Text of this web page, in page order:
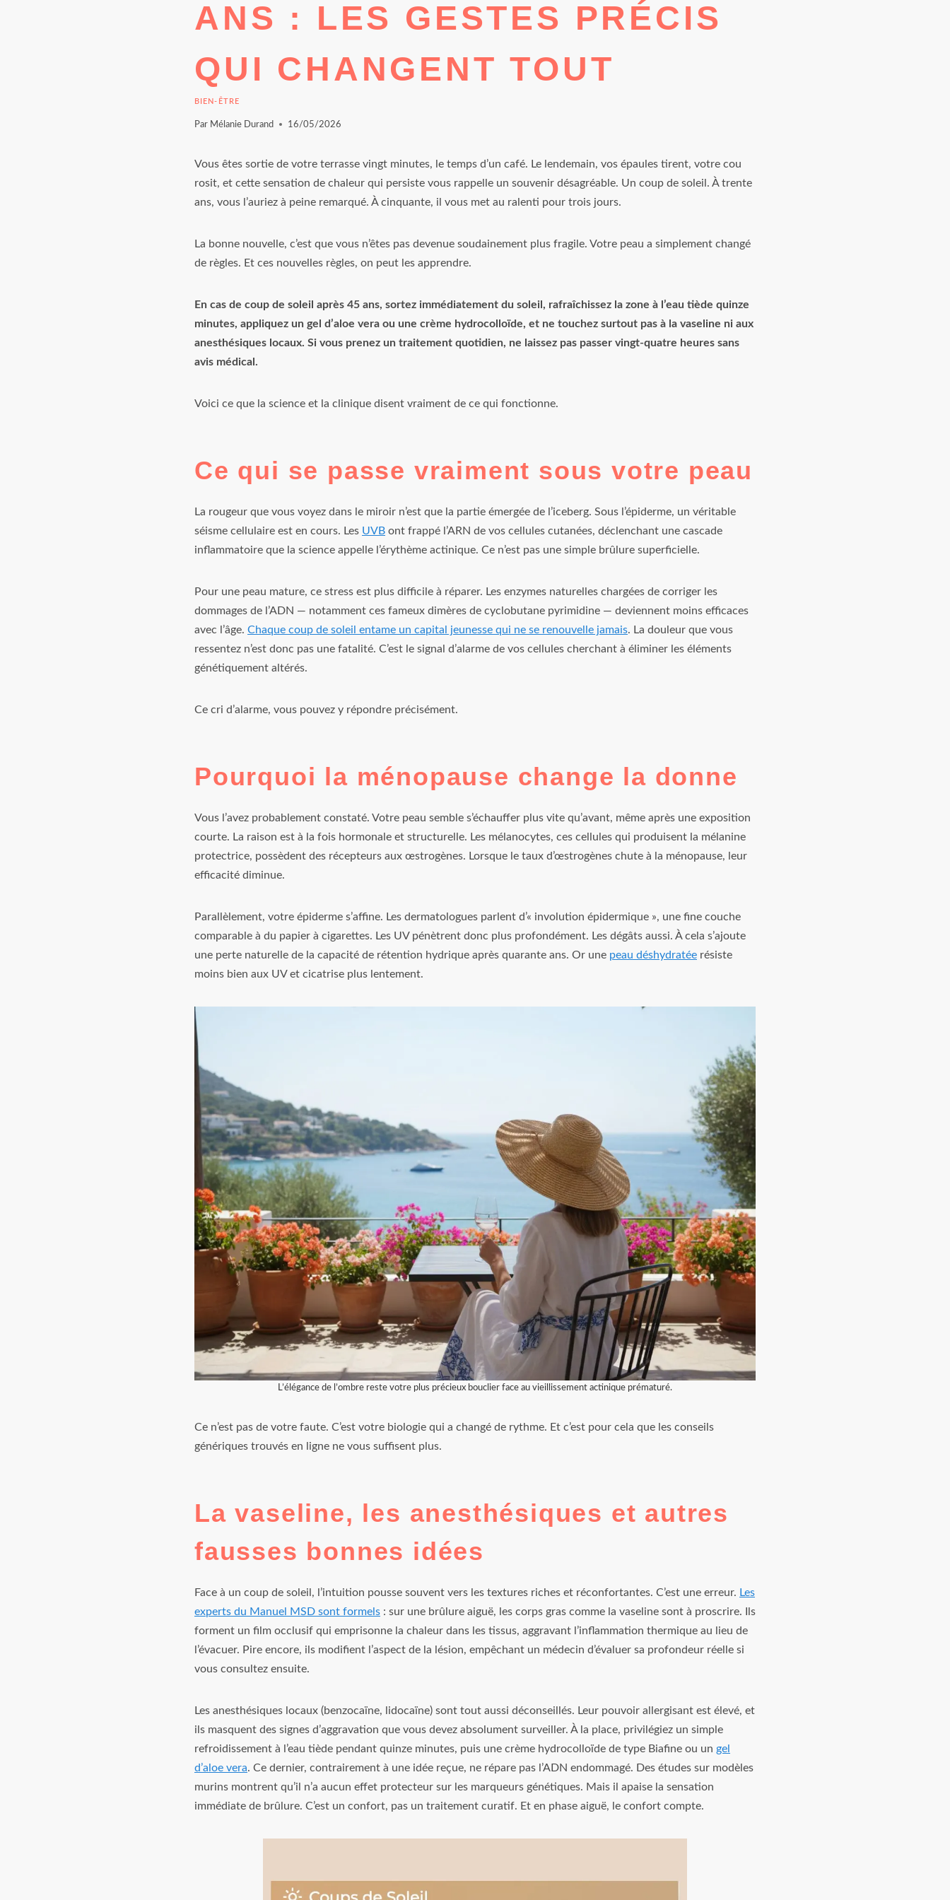
ANS : LES GESTES PRÉCIS
QUI CHANGENT TOUT
BIEN-ÊTRE
Par Mélanie Durand 16/05/2026
Vous êtes sortie de votre terrasse vingt minutes, le temps d’un café. Le lendemain, vos épaules tirent, votre cou
rosit, et cette sensation de chaleur qui persiste vous rappelle un souvenir désagréable. Un coup de soleil. À trente
ans, vous l’auriez à peine remarqué. À cinquante, il vous met au ralenti pour trois jours.
La bonne nouvelle, c’est que vous n’êtes pas devenue soudainement plus fragile. Votre peau a simplement changé
de règles. Et ces nouvelles règles, on peut les apprendre.
En cas de coup de soleil après 45 ans, sortez immédiatement du soleil, rafraîchissez la zone à l’eau tiède quinze
minutes, appliquez un gel d’aloe vera ou une crème hydrocolloïde, et ne touchez surtout pas à la vaseline ni aux
anesthésiques locaux. Si vous prenez un traitement quotidien, ne laissez pas passer vingt-quatre heures sans
avis médical.
Voici ce que la science et la clinique disent vraiment de ce qui fonctionne.
Ce qui se passe vraiment sous votre peau
La rougeur que vous voyez dans le miroir n’est que la partie émergée de l’iceberg. Sous l’épiderme, un véritable
séisme cellulaire est en cours. Les UVB ont frappé l’ARN de vos cellules cutanées, déclenchant une cascade
inflammatoire que la science appelle l’érythème actinique. Ce n’est pas une simple brûlure superficielle.
Pour une peau mature, ce stress est plus difficile à réparer. Les enzymes naturelles chargées de corriger les
dommages de l’ADN — notamment ces fameux dimères de cyclobutane pyrimidine — deviennent moins efficaces
avec l’âge. Chaque coup de soleil entame un capital jeunesse qui ne se renouvelle jamais. La douleur que vous
ressentez n’est donc pas une fatalité. C’est le signal d’alarme de vos cellules cherchant à éliminer les éléments
génétiquement altérés.
Ce cri d’alarme, vous pouvez y répondre précisément.
Pourquoi la ménopause change la donne
Vous l’avez probablement constaté. Votre peau semble s’échauffer plus vite qu’avant, même après une exposition
courte. La raison est à la fois hormonale et structurelle. Les mélanocytes, ces cellules qui produisent la mélanine
protectrice, possèdent des récepteurs aux œstrogènes. Lorsque le taux d’œstrogènes chute à la ménopause, leur
efficacité diminue.
Parallèlement, votre épiderme s’affine. Les dermatologues parlent d’« involution épidermique », une fine couche
comparable à du papier à cigarettes. Les UV pénètrent donc plus profondément. Les dégâts aussi. À cela s’ajoute
une perte naturelle de la capacité de rétention hydrique après quarante ans. Or une peau déshydratée résiste
moins bien aux UV et cicatrise plus lentement.
L’élégance de l’ombre reste votre plus précieux bouclier face au vieillissement actinique prématuré.
Ce n’est pas de votre faute. C’est votre biologie qui a changé de rythme. Et c’est pour cela que les conseils
génériques trouvés en ligne ne vous suffisent plus.
La vaseline, les anesthésiques et autres
fausses bonnes idées
Face à un coup de soleil, l’intuition pousse souvent vers les textures riches et réconfortantes. C’est une erreur. Les
experts du Manuel MSD sont formels : sur une brûlure aiguë, les corps gras comme la vaseline sont à proscrire. Ils
forment un film occlusif qui emprisonne la chaleur dans les tissus, aggravant l’inflammation thermique au lieu de
l’évacuer. Pire encore, ils modifient l’aspect de la lésion, empêchant un médecin d’évaluer sa profondeur réelle si
vous consultez ensuite.
Les anesthésiques locaux (benzocaïne, lidocaïne) sont tout aussi déconseillés. Leur pouvoir allergisant est élevé, et
ils masquent des signes d’aggravation que vous devez absolument surveiller. À la place, privilégiez un simple
refroidissement à l’eau tiède pendant quinze minutes, puis une crème hydrocolloïde de type Biafine ou un gel
d’aloe vera. Ce dernier, contrairement à une idée reçue, ne répare pas l’ADN endommagé. Des études sur modèles
murins montrent qu’il n’a aucun effet protecteur sur les marqueurs génétiques. Mais il apaise la sensation
immédiate de brûlure. C’est un confort, pas un traitement curatif. Et en phase aiguë, le confort compte.